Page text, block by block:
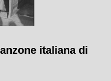
italiana di